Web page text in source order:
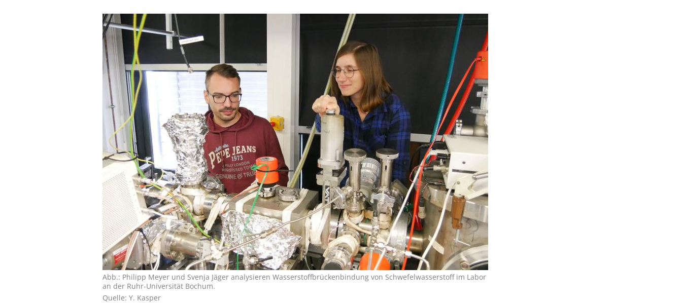
Abb.: Philipp Meyer und Svenja Jäger analysieren Wasserstoffbrückenbindung von Schwefelwasserstoff im Labor
an der Ruhr-Universität Bochum.
Quelle: Y. Kasper